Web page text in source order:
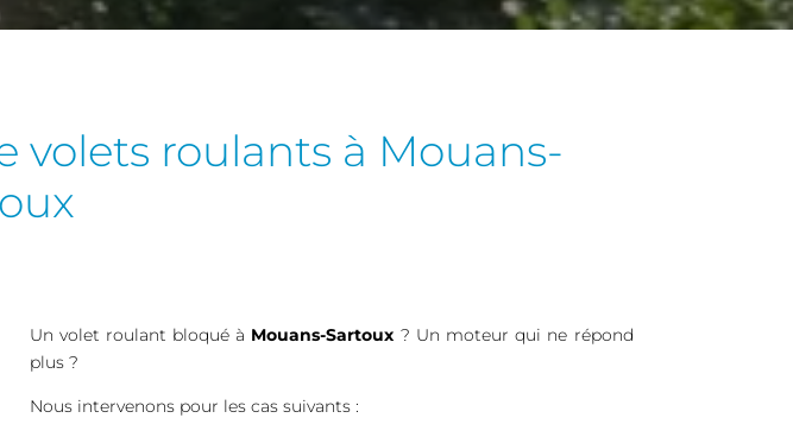
volets roulants à Mouans-
Un volet roulant bloqué à Mouans-Sartoux ? Un moteur qui ne répond
plus ?
Nous intervenons pour les cas suivants :